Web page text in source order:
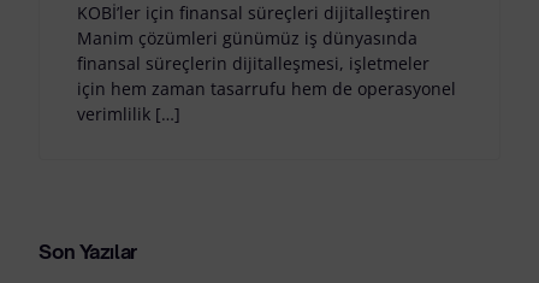
KOBİ’ler için finansal süreçleri dijitalleştiren
Manim çözümleri günümüz iş dünyasında
finansal süreçlerin dijitalleşmesi, işletmeler
için hem zaman tasarrufu hem de operasyonel
verimlilik […]
Son Yazılar